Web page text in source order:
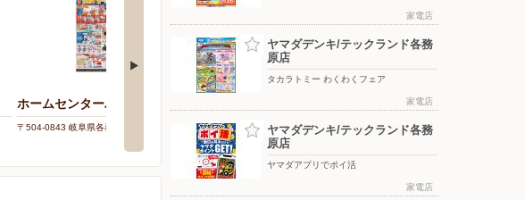
ホームセンターバロー/各務原中央店
〒504-0843 岐阜県各務原市蘇原青雲町四丁目1番21
MEGAドン・キホーテUNY 大口店
〒480-0145 愛知県丹羽郡大口町丸2-36
家電店
ヤマダデンキ/テックランド各務
原店
タカラトミー わくわくフェア
家電店
ヤマダデンキ/テックランド各務
原店
ヤマダアプリでポイ活
家電店